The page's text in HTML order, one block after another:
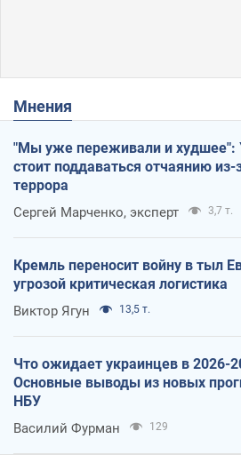
Мнения
"Мы уже переживали и худшее":
стоит поддаваться отчаянию из-
террора
Сергей Марченко, эксперт 3,7 т.
Кремль переносит войну в тыл
угрозой критическая логистика
Виктор Ягун 13,5 т.
Что ожидает украинцев в 2026-
Основные выводы из новых
НБУ
Василий Фурман 129